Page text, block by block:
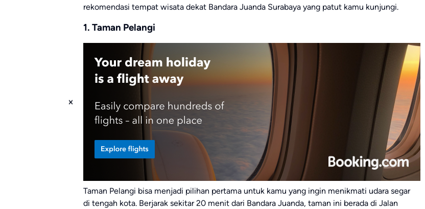
rekomendasi tempat wisata dekat Bandara Juanda Surabaya yang patut kamu kunjungi.
1. Taman Pelangi
Taman Pelangi bisa menjadi pilihan pertama untuk kamu yang ingin menikmati udara segar
di tengah kota. Berjarak sekitar 20 menit dari Bandara Juanda, taman ini berada di Jalan